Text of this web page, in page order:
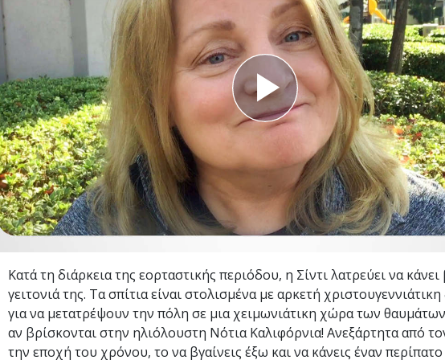
Tι είναι η Μεγαλοσύνη;
Σαηεντολογίας
Κατά τη διάρκεια της εορταστικής περιόδου, η Σίντι λατρεύει να
γειτονιά της. Τα σπίτια είναι στολισμένα με αρκετή
για να μετατρέψουν την πόλη σε μια χειμωνιάτικη χώρα των
αν βρίσκονται στην ηλιόλουστη Νότια Καλιφόρνια! Ανεξάρτητα από
την εποχή του χρόνου, το να βγαίνεις έξω και να κάνεις έναν περίπατο